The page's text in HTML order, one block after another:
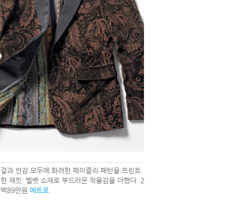
겉과 안감 모두에 화려한 페이즐리 패턴을 프린트
한 재킷. 벨벳 소재로 부드러운 착용감을 더했다. 2
백89만원 에트로